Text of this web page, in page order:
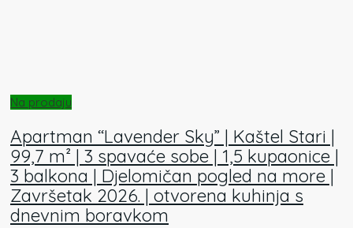
Na prodaju
Apartman “Lavender Sky” | Kaštel Stari |
99,7 m² | 3 spavaće sobe | 1,5 kupaonice |
3 balkona | Djelomičan pogled na more |
Završetak 2026. | otvorena kuhinja s
dnevnim boravkom